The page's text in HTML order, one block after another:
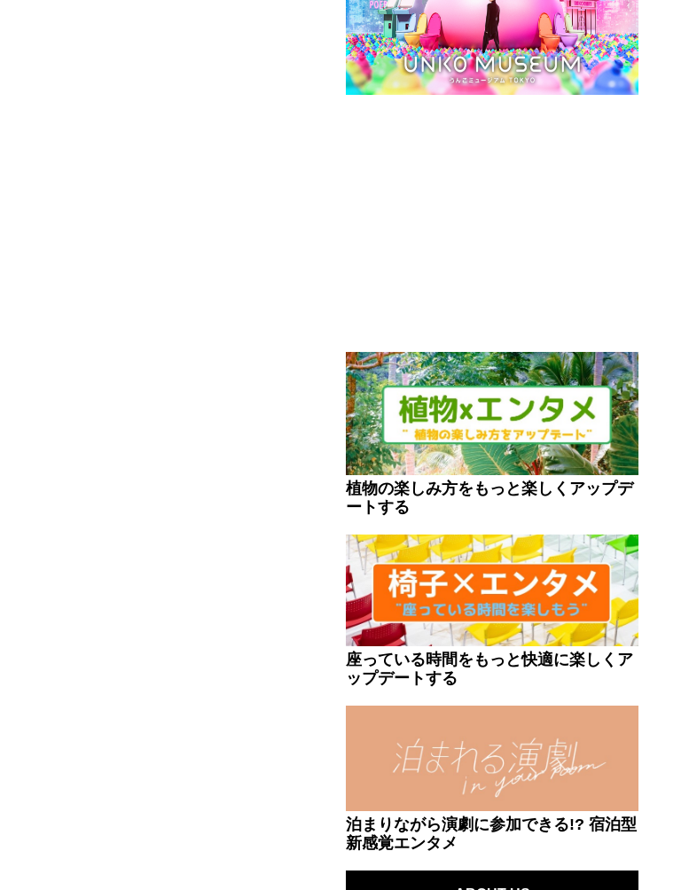
植物の楽しみ方をもっと楽しくアップデ
ートする
座っている時間をもっと快適に楽しくア
ップデートする
泊まりながら演劇に参加できる!? 宿泊型
新感覚エンタメ